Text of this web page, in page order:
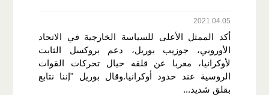
2021.04.05
أكد الممثل الأعلى للسياسة الخارجية في الاتحاد
الأوروبي، جوزيب بوريل، دعم بروكسل الثابت
لأوكرانيا، معربا عن قلقه حيال تحركات القوات
الروسية عند حدود أوكرانيا.وقال بوريل "إننا نتابع
بقلق شديد...